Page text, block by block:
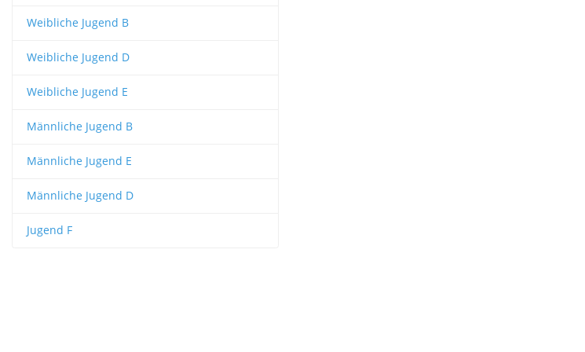
Weibliche Jugend B
Weibliche Jugend D
Weibliche Jugend E
Männliche Jugend B
Männliche Jugend E
Männliche Jugend D
Jugend F